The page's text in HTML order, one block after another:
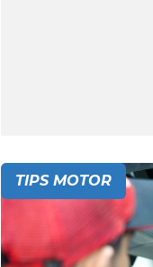
TIPS MOTOR